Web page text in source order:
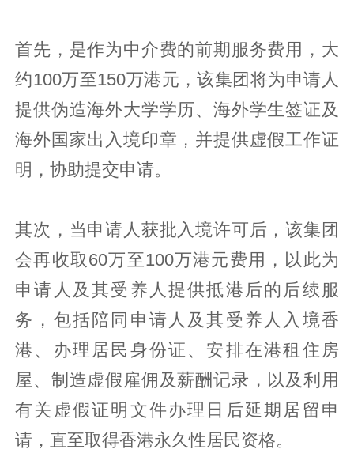
首先，是作为中介费的前期服务费用，大
约100万至150万港元，该集团将为申请人
提供伪造海外大学学历、海外学生签证及
海外国家出入境印章，并提供虚假工作证
明，协助提交申请。
其次，当申请人获批入境许可后，该集团
会再收取60万至100万港元费用，以此为
申请人及其受养人提供抵港后的后续服
务，包括陪同申请人及其受养人入境香
港、办理居民身份证、安排在港租住房
屋、制造虚假雇佣及薪酬记录，以及利用
有关虚假证明文件办理日后延期居留申
请，直至取得香港永久性居民资格。